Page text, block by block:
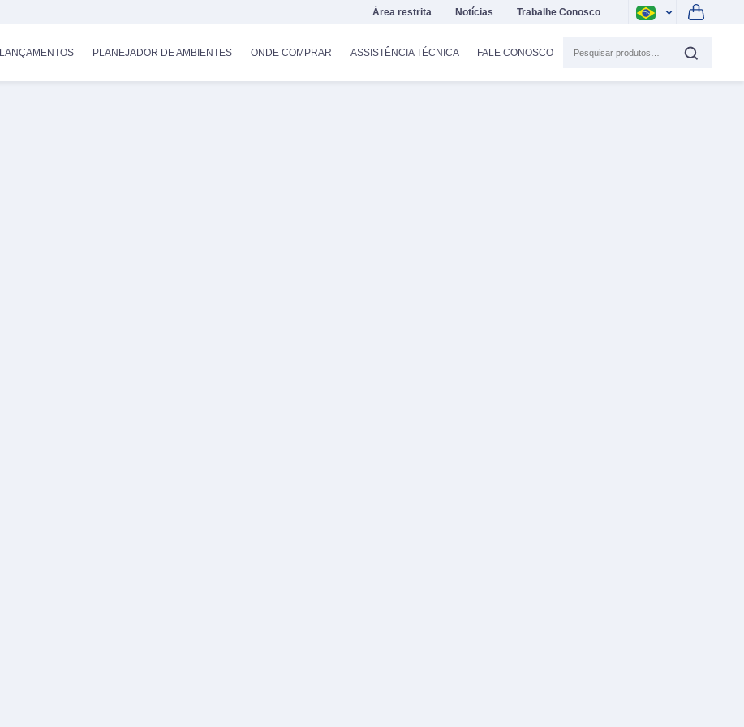
Área restrita Notícias Trabalhe Conosco
LANÇAMENTOS PLANEJADOR DE AMBIENTES ONDE COMPRAR ASSISTÊNCIA TÉCNICA FALE CONOSCO